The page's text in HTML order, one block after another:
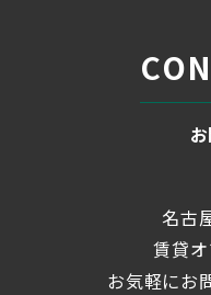
名古
賃貸
お気軽にお